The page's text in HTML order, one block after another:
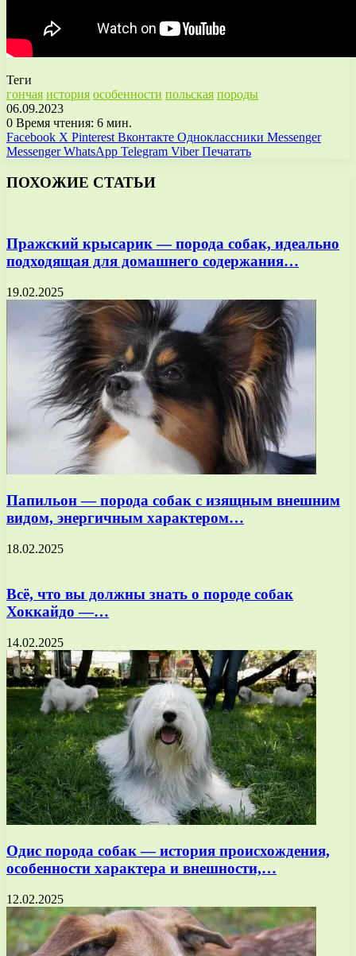
Теги
гончая история особенности польская породы
06.09.2023
0 Время чтения: 6 мин.
Facebook X Pinterest Вконтакте Одноклассники Messenger
Messenger WhatsApp Telegram Viber Печатать
ПОХОЖИЕ СТАТЬИ
Пражский крысарик — порода собак, идеально
подходящая для домашнего содержания…
19.02.2025
Папильон — порода собак с изящным внешним
видом, энергичным характером…
18.02.2025
Всё, что вы должны знать о породе собак
Хоккайдо —…
14.02.2025
Одис порода собак — история происхождения,
особенности характера и внешности,…
12.02.2025